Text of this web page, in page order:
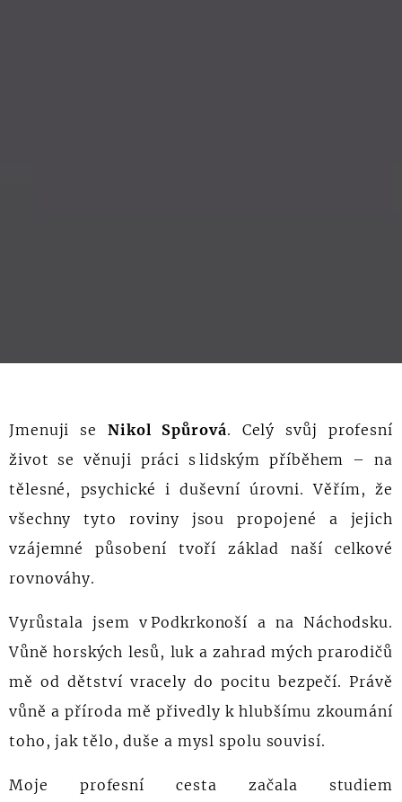
Jmenuji seNikol Spůrová. Celý svůj profesní
život se věnuji práci s lidským příběhem – na
tělesné, psychické i duševní úrovni. Věřím, že
všechny tyto roviny jsou propojené a jejich
vzájemné působení tvoří základ naší celkové
rovnováhy.
Vyrůstala jsem v Podkrkonoší a na Náchodsku.
Vůně horských lesů, luk a zahrad mých prarodičů
mě od dětství vracely do pocitu bezpečí. Právě
vůně a příroda mě přivedly k hlubšímu zkoumání
toho, jak tělo, duše a mysl spolu souvisí.
Moje profesní cesta začala studiem